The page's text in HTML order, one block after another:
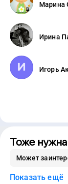
Марина
Ирина
Игорь
Тоже
Может
Показать ещё